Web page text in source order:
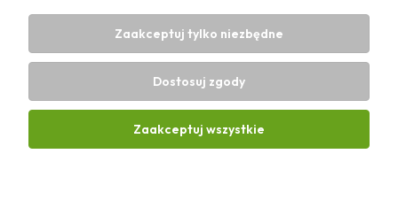
Sklep rolniczy z częściami do maszyn E-ciągnik |
731 424 460| NIP: 5562573838 | REGON:
341257433
Zaakceptuj tylko niezbędne
Dostosuj zgody
Zaakceptuj wszystkie